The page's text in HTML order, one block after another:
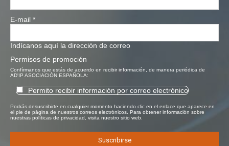
E-mail *
Indícanos aquí la dirección de correo
Permisos de promoción
Confírmanos que estás de acuerdo en recibir información, de manera periódica de
AD'IP ASOCIACIÓN ESPAÑOLA:
Permito recibir información por correo electrónico
Podrás desuscribirte en cualquier momento haciendo clic en el enlace que aparece en
el pie de página de nuestros correos electrónicos. Para obtener información sobre
nuestras políticas de privacidad, visita nuestro sitio web.